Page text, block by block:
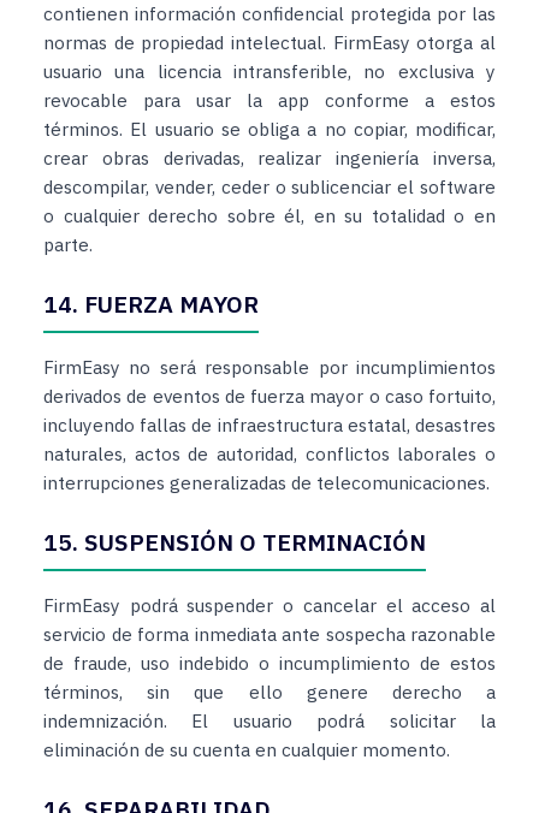
contienen información confidencial protegida por las
normas de propiedad intelectual. FirmEasy otorga al
usuario una licencia intransferible, no exclusiva y
revocable para usar la app conforme a estos
términos. El usuario se obliga a no copiar, modificar,
crear obras derivadas, realizar ingeniería inversa,
descompilar, vender, ceder o sublicenciar el software
o cualquier derecho sobre él, en su totalidad o en
parte.
14. FUERZA MAYOR
FirmEasy no será responsable por incumplimientos
derivados de eventos de fuerza mayor o caso fortuito,
incluyendo fallas de infraestructura estatal, desastres
naturales, actos de autoridad, conflictos laborales o
interrupciones generalizadas de telecomunicaciones.
15. SUSPENSIÓN O TERMINACIÓN
FirmEasy podrá suspender o cancelar el acceso al
servicio de forma inmediata ante sospecha razonable
de fraude, uso indebido o incumplimiento de estos
términos, sin que ello genere derecho a
indemnización. El usuario podrá solicitar la
eliminación de su cuenta en cualquier momento.